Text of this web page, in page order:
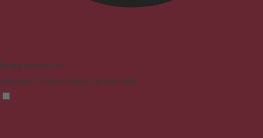
Mode malvoyant
Améliore l'aspect visuel du site web